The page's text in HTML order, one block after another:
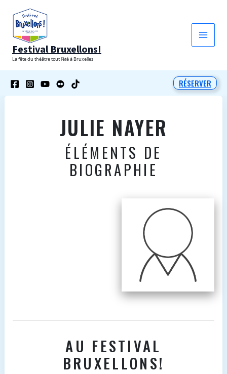
contenu
Festival Bruxellons!
La fête du théâtre tout l'été à Bruxelles
RÉSERVER
JULIE NAYER
ÉLÉMENTS DE
BIOGRAPHIE
AU FESTIVAL
BRUXELLONS!